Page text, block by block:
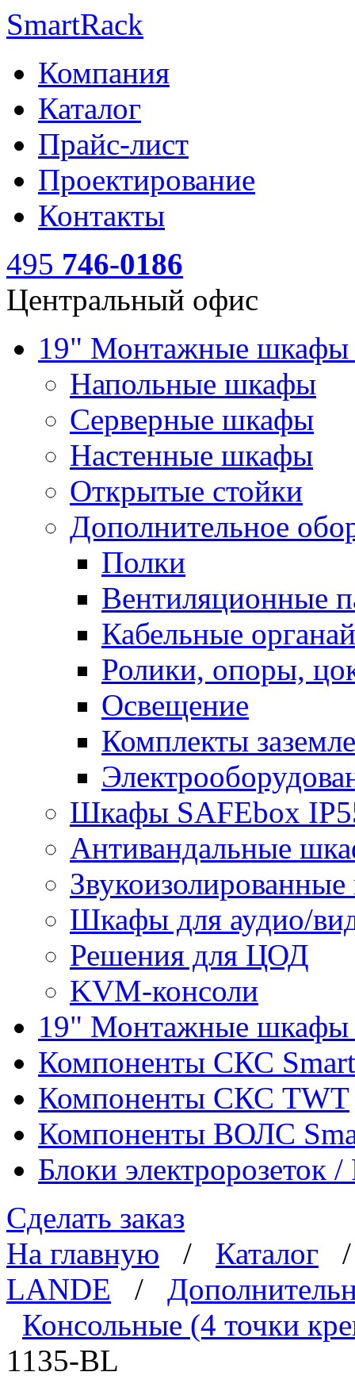
SmartRack
Компания
Каталог
Прайс-лист
Проектирование
Контакты
495 746-0186
Центральный офис
19" Монтажные
Напольные шкафы
Серверные шкафы
Настенные шкафы
Открытые стойки
Дополнительное
Полки
Вентиляционные
Кабельные
Ролики, опоры,
Освещение
Комплекты
Шкафы SAFEbox
Антивандальные
Шкафы для аудио/
Решения для ЦОД
KVM-консоли
19" Монтажные шкафы
Компоненты СКС
Компоненты СКС TWT
Компоненты ВОЛС
Блоки электророзеток
Сделать заказ
На главную / Каталог
LANDE /
Консольные (4 точки
1135-BL